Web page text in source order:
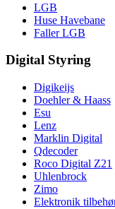
LGB
Huse Havebane
Faller LGB
Digital Styring
Digikeijs
Doehler & Haass
Esu
Lenz
Marklin Digital
Qdecoder
Roco Digital Z21
Uhlenbrock
Zimo
Elektronik